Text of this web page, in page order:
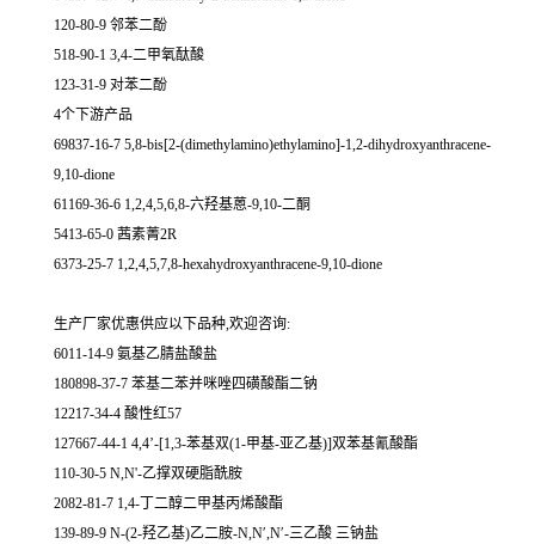
120-80-9 邻苯二酚
518-90-1 3,4-二甲氧酞酸
123-31-9 对苯二酚
4个下游产品
69837-16-7 5,8-bis[2-(dimethylamino)ethylamino]-1,2-dihydroxyanthracene-
9,10-dione
61169-36-6 1,2,4,5,6,8-六羟基蒽-9,10-二酮
5413-65-0 茜素菁2R
6373-25-7 1,2,4,5,7,8-hexahydroxyanthracene-9,10-dione
生产厂家优惠供应以下品种,欢迎咨询:
6011-14-9 氨基乙腈盐酸盐
180898-37-7 苯基二苯并咪唑四磺酸酯二钠
12217-34-4 酸性红57
127667-44-1 4,4’-[1,3-苯基双(1-甲基-亚乙基)]双苯基氰酸酯
110-30-5 N,N'-乙撑双硬脂酰胺
2082-81-7 1,4-丁二醇二甲基丙烯酸酯
139-89-9 N-(2-羟乙基)乙二胺-N,N′,N′-三乙酸 三钠盐